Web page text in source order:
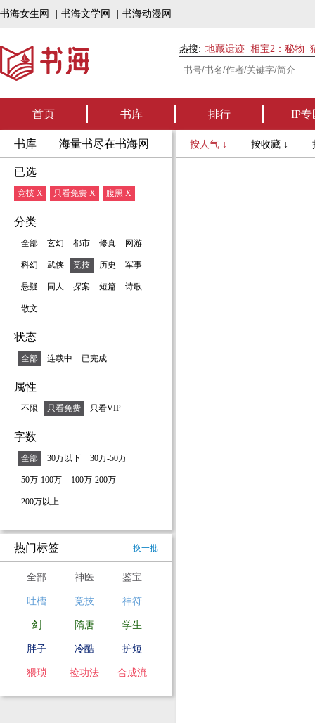
书海女生网 书海文学网 书海动漫网
热搜: 地藏遗迹 相宝2：秘物
首页 书库 排行 IP专
书库——海量书尽在书海网
已选
竞技 X 只看免费 X 腹黑 X
分类
全部 玄幻 都市 修真 网游
科幻 武侠 竞技 历史 军事
悬疑 同人 探案 短篇 诗歌
散文
状态
全部 连载中 已完成
属性
不限 只看免费 只看VIP
字数
全部 30万以下 30万-50万
50万-100万 100万-200万
200万以上
热门标签 换一批
全部 神医 鉴宝
吐槽 竞技 神符
剑 隋唐 学生
胖子 冷酷 护短
猥琐 捡功法 合成流
按人气 ↓ 按收藏 ↓